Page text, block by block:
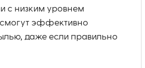
с низким уровнем
эффективно
даже если правильно